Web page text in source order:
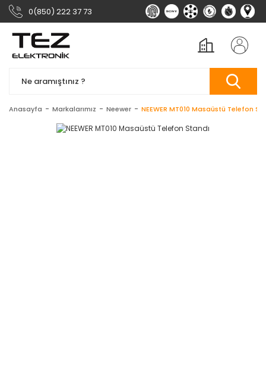
0(850) 222 37 73
Anasayfa Markalarımız Neewer NEEWER MT010 Masaüstü Telefon